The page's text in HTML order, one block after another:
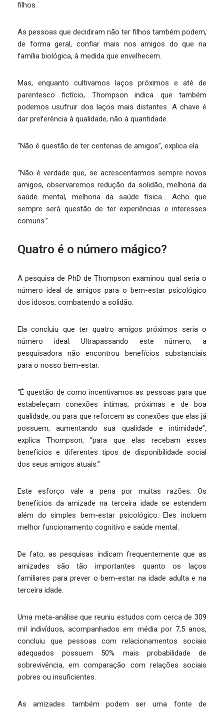
filhos.
As pessoas que decidiram não ter filhos também podem,
de forma geral, confiar mais nos amigos do que na
família biológica, à medida que envelhecem.
Mas, enquanto cultivamos laços próximos e até de
parentesco fictício, Thompson indica que também
podemos usufruir dos laços mais distantes. A chave é
dar preferência à qualidade, não à quantidade.
“Não é questão de ter centenas de amigos”, explica ela.
“Não é verdade que, se acrescentarmos sempre novos
amigos, observaremos redução da solidão, melhoria da
saúde mental, melhoria da saúde física… Acho que
sempre será questão de ter experiências e interesses
comuns.”
Quatro é o número mágico?
A pesquisa de PhD de Thompson examinou qual seria o
número ideal de amigos para o bem-estar psicológico
dos idosos, combatendo a solidão.
Ela concluiu que ter quatro amigos próximos seria o
número ideal. Ultrapassando este número, a
pesquisadora não encontrou benefícios substanciais
para o nosso bem-estar.
“É questão de como incentivamos as pessoas para que
estabeleçam conexões íntimas, próximas e de boa
qualidade, ou para que reforcem as conexões que elas já
possuem, aumentando sua qualidade e intimidade”,
explica Thompson, “para que elas recebam esses
benefícios e diferentes tipos de disponibilidade social
dos seus amigos atuais.”
Este esforço vale a pena por muitas razões. Os
benefícios da amizade na terceira idade se estendem
além do simples bem-estar psicológico. Eles incluem
melhor funcionamento cognitivo e saúde mental.
De fato, as pesquisas indicam frequentemente que as
amizades são tão importantes quanto os laços
familiares para prever o bem-estar na idade adulta e na
terceira idade.
Uma meta-análise que reuniu estudos com cerca de 309
mil indivíduos, acompanhados em média por 7,5 anos,
concluiu que pessoas com relacionamentos sociais
adequados possuem 50% mais probabilidade de
sobrevivência, em comparação com relações sociais
pobres ou insuficientes.
As amizades também podem ser uma fonte de